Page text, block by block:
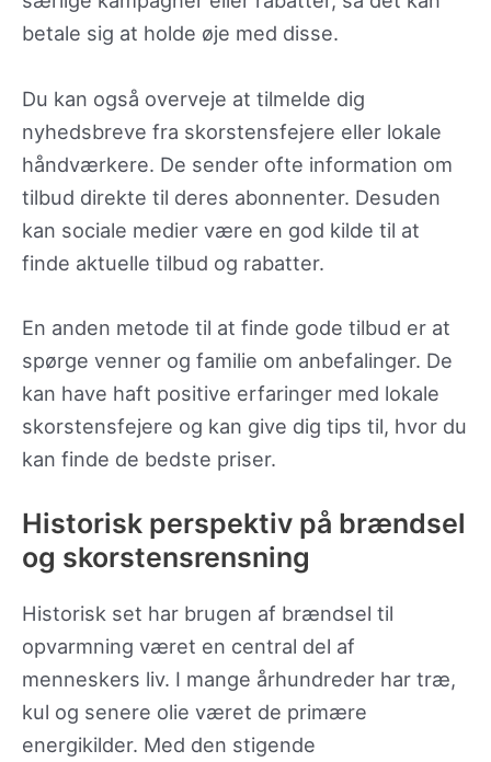
betale sig at holde øje med disse.
Du kan også overveje at tilmelde dig
nyhedsbreve fra skorstensfejere eller lokale
håndværkere. De sender ofte information om
tilbud direkte til deres abonnenter. Desuden
kan sociale medier være en god kilde til at
finde aktuelle tilbud og rabatter.
En anden metode til at finde gode tilbud er at
spørge venner og familie om anbefalinger. De
kan have haft positive erfaringer med lokale
skorstensfejere og kan give dig tips til, hvor du
kan finde de bedste priser.
Historisk perspektiv på brændsel
og skorstensrensning
Historisk set har brugen af brændsel til
opvarmning været en central del af
menneskers liv. I mange århundreder har træ,
kul og senere olie været de primære
energikilder. Med den stigende